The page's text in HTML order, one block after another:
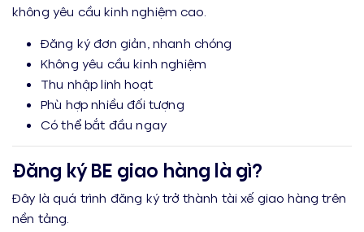
không yêu cầu kinh nghiệm cao.
Đăng ký đơn giản, nhanh chóng
Không yêu cầu kinh nghiệm
Thu nhập linh hoạt
Phù hợp nhiều đối tượng
Có thể bắt đầu ngay
Đăng ký BE giao hàng là gì?
Đây là quá trình đăng ký trở thành tài xế giao hàng trên
nền tảng.